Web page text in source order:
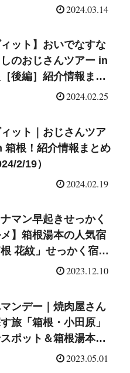
2024.03.14
ット】おいでなすな
のおじさんツアー in
後編］紹介情報まと
2024/2/26）
2024.02.25
ット｜おじさんツア
箱根！紹介情報まとめ
2/19）
2024.02.19
マン早起きせっかく
】箱根湯本の人気宿
根 花紋」せっかく宿の
2023.12.10
ンデー｜焼肉屋さん
旅「箱根・小田原」
ポット＆箱根湯本の
露天風呂（2023/5/1）
2023.05.01